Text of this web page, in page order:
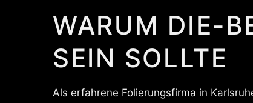
WARUM DIE-
SEIN SOLLTE
Als erfahrene Folierungsfirma in